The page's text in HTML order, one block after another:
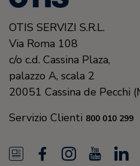
OTIS SERVIZI S.R.L.
Via Roma 108
c/o c.d. Cassina Plaza,
palazzo A, scala 2
20051 Cassina de Pecchi
Servizio Clienti 800 010 299
N
I
L